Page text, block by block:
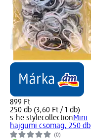
899 Ft
250 db (3,60 Ft / 1 db)
s-he stylecollectionMini
hajgumi csomag, 250 db
(0)